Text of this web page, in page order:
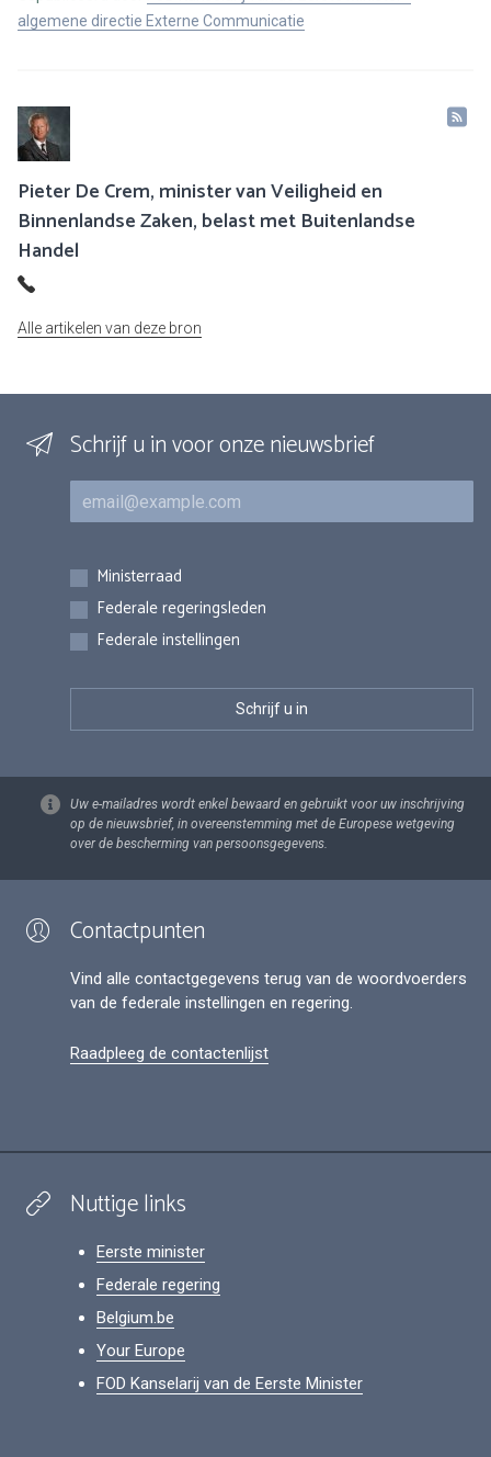
algemene directie Externe Communicatie
Pieter De Crem, minister van Veiligheid en
Binnenlandse Zaken, belast met Buitenlandse
Handel
Alle artikelen van deze bron
Schrijf u in voor onze nieuwsbrief
E-mail
Inschrijvingen
Ministerraad
Federale regeringsleden
Federale instellingen
Uw e-mailadres wordt enkel bewaard en gebruikt voor uw inschrijving
op de nieuwsbrief, in overeenstemming met de Europese wetgeving
over de bescherming van persoonsgegevens.
Contactpunten
Vind alle contactgegevens terug van de woordvoerders
van de federale instellingen en regering.
Raadpleeg de contactenlijst
Nuttige links
Eerste minister
Federale regering
Belgium.be
Your Europe
FOD Kanselarij van de Eerste Minister